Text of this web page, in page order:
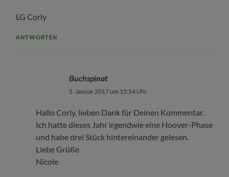
LG Corly
ANTWORTEN
Buchspinat
5. Januar 2017 um 15:54 Uhr
Hallo Corly, lieben Dank für Deinen Kommentar.
Ich hatte dieses Jahr irgendwie eine Hoover-Phase
und habe drei Stück hintereinander gelesen.
Liebe Grüße
Nicole